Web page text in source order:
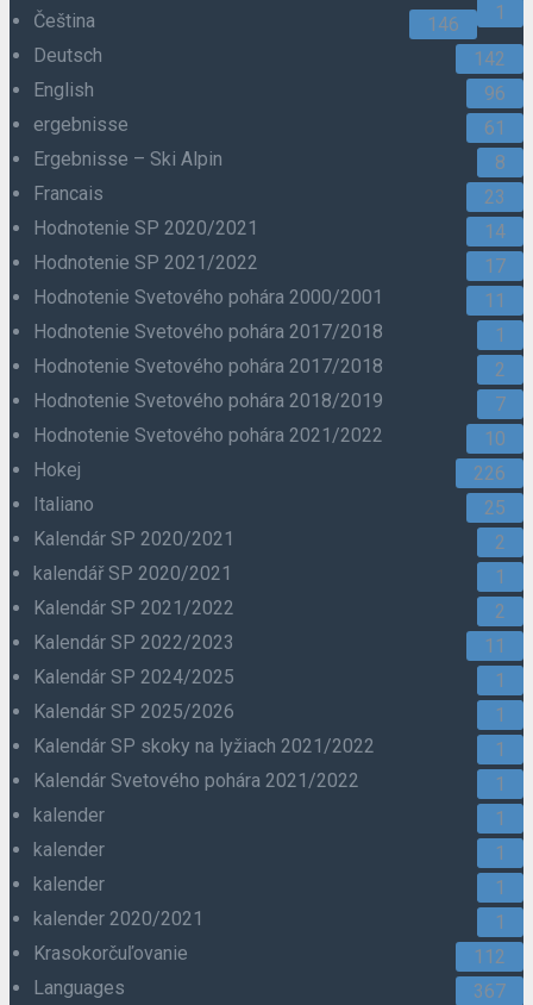
1
Čeština
146
Deutsch
142
English
96
ergebnisse
61
Ergebnisse – Ski Alpin
8
Francais
23
Hodnotenie SP 2020/2021
14
Hodnotenie SP 2021/2022
17
Hodnotenie Svetového pohára 2000/2001
11
Hodnotenie Svetového pohára 2017/2018
1
Hodnotenie Svetového pohára 2017/2018
2
Hodnotenie Svetového pohára 2018/2019
7
Hodnotenie Svetového pohára 2021/2022
10
Hokej
226
Italiano
25
Kalendár SP 2020/2021
2
kalendář SP 2020/2021
1
Kalendár SP 2021/2022
2
Kalendár SP 2022/2023
11
Kalendár SP 2024/2025
1
Kalendár SP 2025/2026
1
Kalendár SP skoky na lyžiach 2021/2022
1
Kalendár Svetového pohára 2021/2022
1
kalender
1
kalender
1
kalender
1
kalender 2020/2021
1
Krasokorčuľovanie
112
Languages
367